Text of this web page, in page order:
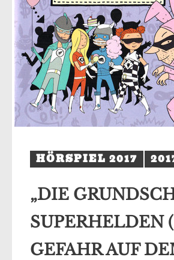
HÖRSPIEL 2017
„DIE
SUPERHELDEN
GEFAHR AUF